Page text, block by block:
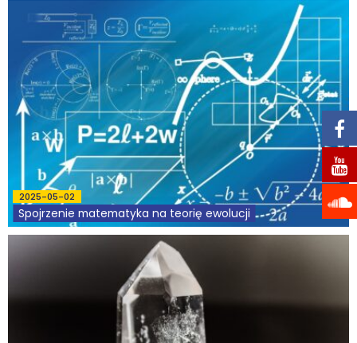
2025-05-02
Spojrzenie matematyka na teorię ewolucji